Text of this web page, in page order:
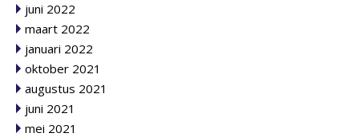
juni 2022
maart 2022
januari 2022
oktober 2021
augustus 2021
juni 2021
mei 2021